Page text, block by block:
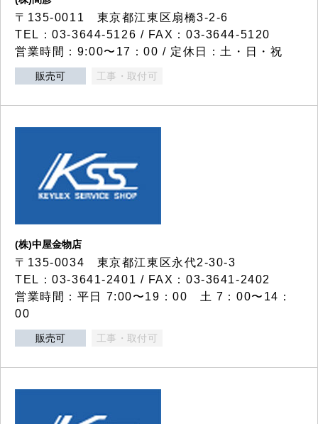
〒135-0011 東京都江東区扇橋3-2-6
TEL：03-3644-5126 / FAX：03-3644-5120
営業時間：9:00〜17：00 / 定休日：土・日・祝
販売可 工事・取付可
(株)中屋金物店
〒135-0034 東京都江東区永代2-30-3
TEL：03-3641-2401 / FAX：03-3641-2402
営業時間：平日 7:00〜19：00 土 7：00〜14：
00
販売可 工事・取付可